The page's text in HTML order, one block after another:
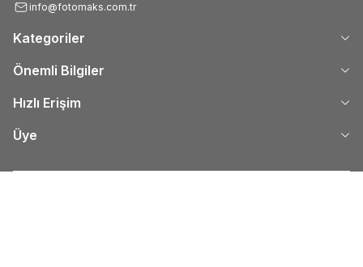
info@fotomaks.com.tr
Kategoriler
Önemli Bilgiler
Hızlı Erişim
Üye